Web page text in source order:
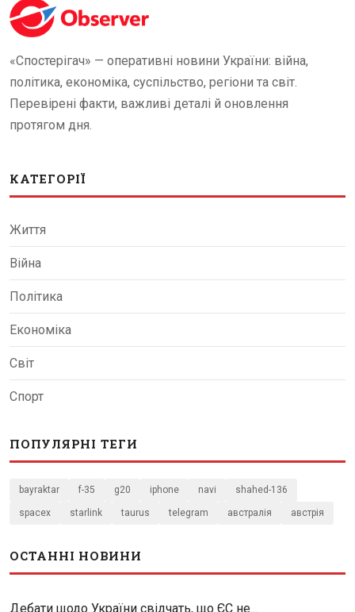
«Спостерігач» — оперативні новини України: війна,
політика, економіка, суспільство, регіони та світ.
Перевірені факти, важливі деталі й оновлення
протягом дня.
КАТЕГОРІЇ
Життя
Війна
Політика
Економіка
Світ
Спорт
ПОПУЛЯРНІ ТЕГИ
bayraktar f-35 g20 iphone navi shahed-136
spacex starlink taurus telegram австралія австрія
ОСТАННІ НОВИНИ
Дебати щодо України свідчать, що ЄС не...